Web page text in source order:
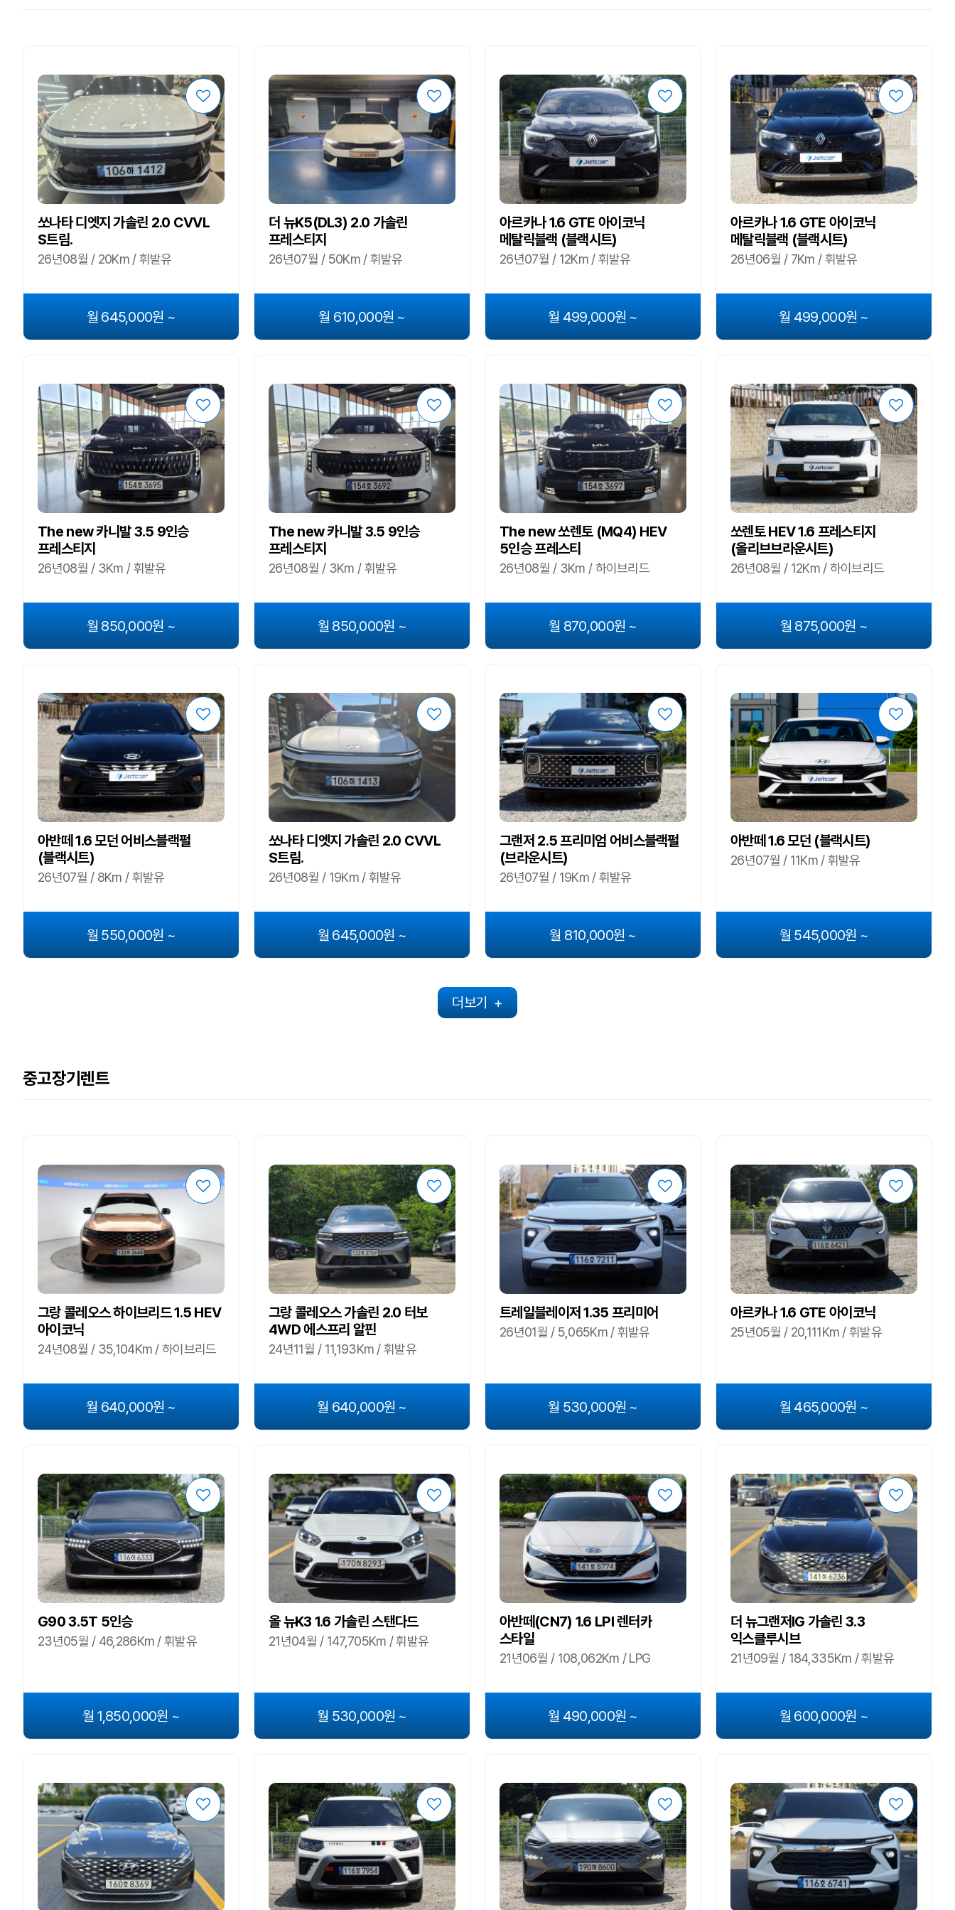
쏘나타 디엣지 가솔린 2.0 CVVL
S트림.
26년08월 / 20Km / 휘발유
월 645,000원 ~
더 뉴K5(DL3) 2.0 가솔린
프레스티지
26년07월 / 50Km / 휘발유
월 610,000원 ~
아르카나 1.6 GTE 아이코닉
메탈릭블랙 (블랙시트)
26년07월 / 12Km / 휘발유
월 499,000원 ~
아르카나 1.6 GTE 아이코닉
메탈릭블랙 (블랙시트)
26년06월 / 7Km / 휘발유
월 499,000원 ~
The new 카니발 3.5 9인승
프레스티지
26년08월 / 3Km / 휘발유
월 850,000원 ~
The new 카니발 3.5 9인승
프레스티지
26년08월 / 3Km / 휘발유
월 850,000원 ~
The new 쏘렌토 (MQ4) HEV
5인승 프레스티
26년08월 / 3Km / 하이브리드
월 870,000원 ~
쏘렌토 HEV 1.6 프레스티지
(올리브브라운시트)
26년08월 / 12Km / 하이브리드
월 875,000원 ~
아반떼 1.6 모던 어비스블랙펄
(블랙시트)
26년07월 / 8Km / 휘발유
월 550,000원 ~
쏘나타 디엣지 가솔린 2.0 CVVL
S트림.
26년08월 / 19Km / 휘발유
월 645,000원 ~
그랜저 2.5 프리미엄 어비스블랙펄
(브라운시트)
26년07월 / 19Km / 휘발유
월 810,000원 ~
아반떼 1.6 모던 (블랙시트)
26년07월 / 11Km / 휘발유
월 545,000원 ~
더보기 +
중고장기렌트
그랑 콜레오스 하이브리드 1.5 HEV
아이코닉
24년08월 / 35,104Km / 하이브리드
월 640,000원 ~
그랑 콜레오스 가솔린 2.0 터보
4WD 에스프리 알핀
24년11월 / 11,193Km / 휘발유
월 640,000원 ~
트레일블레이저 1.35 프리미어
26년01월 / 5,065Km / 휘발유
월 530,000원 ~
아르카나 1.6 GTE 아이코닉
25년05월 / 20,111Km / 휘발유
월 465,000원 ~
G90 3.5T 5인승
23년05월 / 46,286Km / 휘발유
월 1,850,000원 ~
올 뉴K3 1.6 가솔린 스탠다드
21년04월 / 147,705Km / 휘발유
월 530,000원 ~
아반떼(CN7) 1.6 LPI 렌터카
스타일
21년06월 / 108,062Km / LPG
월 490,000원 ~
더 뉴그랜저IG 가솔린 3.3
익스클루시브
21년09월 / 184,335Km / 휘발유
월 600,000원 ~